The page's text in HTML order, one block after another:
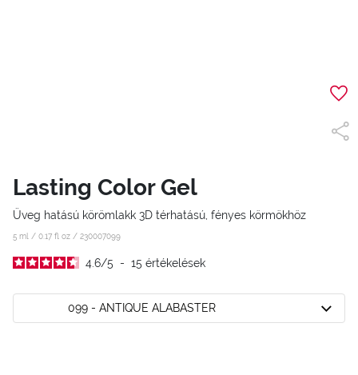
Lasting Color Gel
Üveg hatású körömlakk 3D térhatású, fényes körmökhöz
5 ml / 0.17 fl oz / 230007099
4.6/5 - 15 értékelések
099 - ANTIQUE ALABASTER